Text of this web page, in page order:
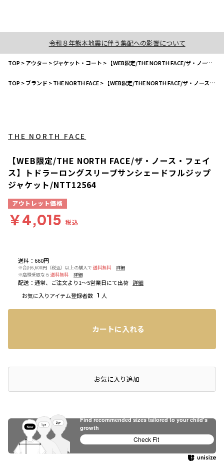
令和８年熊本地震に伴う集配への影響について
TOP>アウター >ジャケット・コート > 【WEB限定/THE NORTH FACE/ザ・ノース・フェイス】トドラーロングスリーブサンシェードフルジップジャケット/NTT12564
TOP>ブランド >THE NORTH FACE> 【WEB限定/THE NORTH FACE/ザ・ノース・フェイス】トドラーロングスリーブサンシェードフルジップジャケット/NTT12564
送料 ： 660円
※合計6,600円（税込）以上の購入で 送料無料
詳細
※店頭受取なら 送料無料 詳細
配送 ： 通常、ご注文より1～5営業日にて出荷 詳細
お気に入りアイテム登録者数 1 人
THE NORTH FACE
【WEB限定/THE NORTH FACE/ザ・ノース・フェイ
ス】トドラーロングスリーブサンシェードフルジップ
ジャケット/NTT12564
アウトレット価格
￥4,015 税込
カートに入れる
店頭在庫を確認するお気に入り追加
Find recommended sizes tailored to your child's
growth
Check Fit